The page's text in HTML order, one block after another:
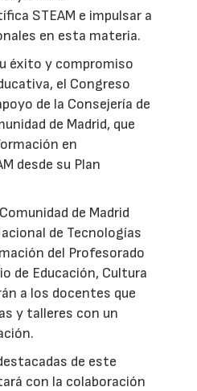
STEAM e impulsar a
en esta materia.
éxito y compromiso
el Congreso
de la Consejería de
de Madrid, que
en
desde su Plan
de Madrid
de Tecnologías
del Profesorado
de Educación, Cultura
a los docentes que
y talleres con un
de este
con la colaboración